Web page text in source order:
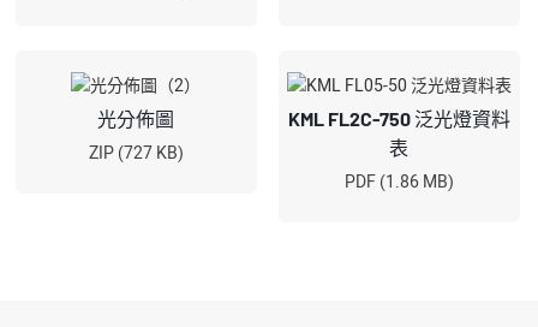
光分佈圖
ZIP (727 KB)
KML FL2C-750 泛光燈資料
表
PDF (1.86 MB)